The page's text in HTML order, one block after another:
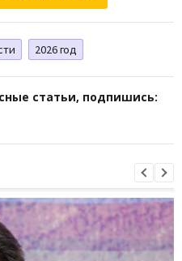
2026 год
статьи, подпишись: